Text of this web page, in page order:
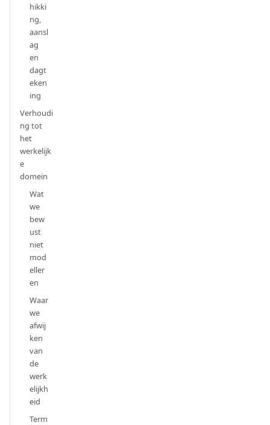
hikki
ng,
aansl
ag
en
dagt
eken
ing
Verhoudi
ng tot
het
werkelijk
e
domein
Wat
we
bew
ust
niet
mod
eller
en
Waar
we
afwij
ken
van
de
werk
elijkh
eid
Term